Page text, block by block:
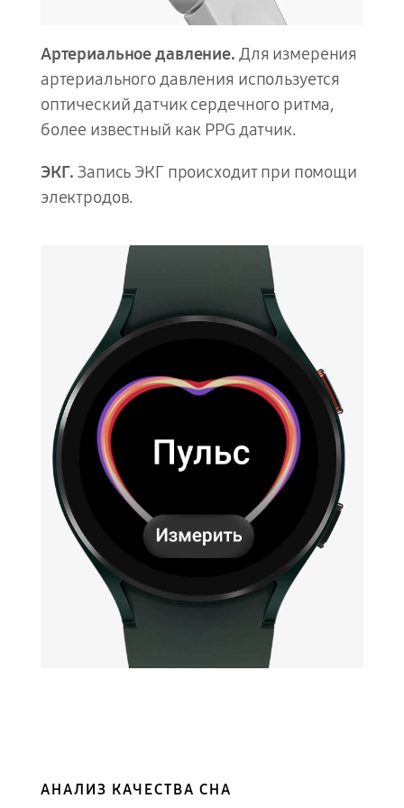
Артериальное давление. Для измерения
артериального давления используется
оптический датчик сердечного ритма,
более известный как PPG датчик.
ЭКГ. Запись ЭКГ происходит при помощи
электродов.
АНАЛИЗ КАЧЕСТВА СНА